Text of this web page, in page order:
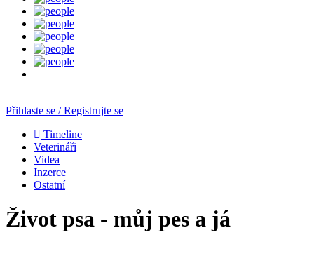
Přihlaste se / Registrujte se
Timeline
Veterináři
Videa
Inzerce
Ostatní
Život psa - můj pes a já